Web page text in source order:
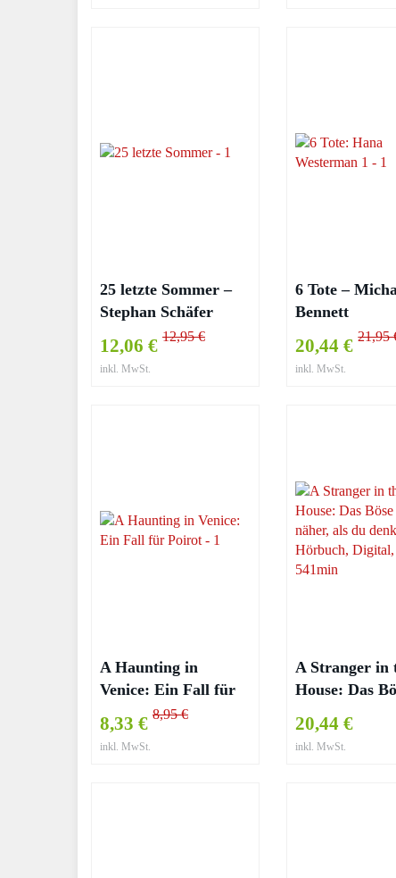
25 letzte Sommer –
Stephan Schäfer
12,06 € 12,95 €
inkl. MwSt.
6 Tote –
Bennett
20,44 €21,95
inkl. MwSt.
A Haunting in
Venice: Ein Fall für
Poirot – Agatha
Christie
8,33 € 8,95 €
inkl. MwSt.
A Stranger in
House: Das
Shari Lapena
20,44 €
inkl. MwSt.